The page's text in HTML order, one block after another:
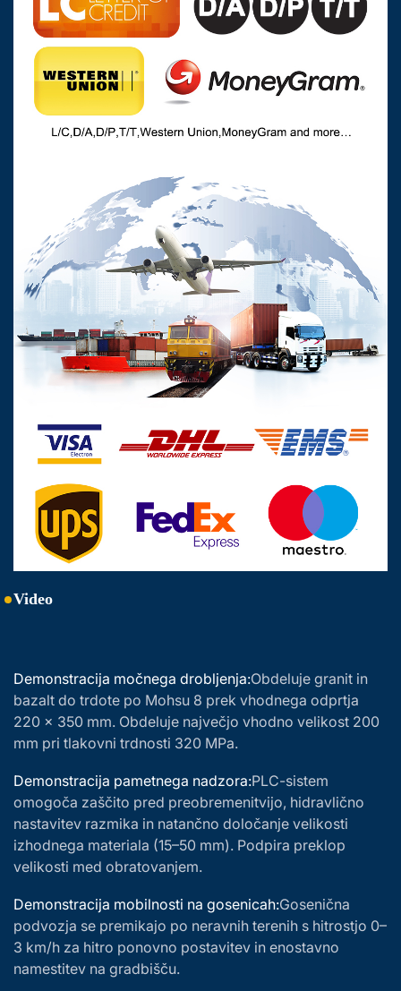
Video
Demonstracija močnega drobljenja:Obdeluje granit in
bazalt do trdote po Mohsu 8 prek vhodnega odprtja
220 × 350 mm. Obdeluje največjo vhodno velikost 200
mm pri tlakovni trdnosti 320 MPa.
Demonstracija pametnega nadzora:PLC-sistem
omogoča zaščito pred preobremenitvijo, hidravlično
nastavitev razmika in natančno določanje velikosti
izhodnega materiala (15–50 mm). Podpira preklop
velikosti med obratovanjem.
Demonstracija mobilnosti na gosenicah:Gosenična
podvozja se premikajo po neravnih terenih s hitrostjo 0–
3 km/h za hitro ponovno postavitev in enostavno
namestitev na gradbišču.